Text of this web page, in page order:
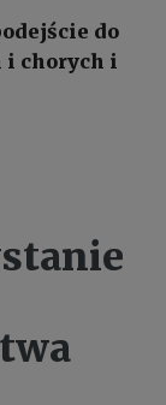
do
i chorych i